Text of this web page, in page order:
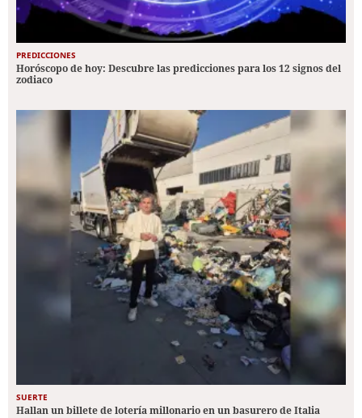
PREDICCIONES
Horóscopo de hoy: Descubre las predicciones para los 12 signos del
zodiaco
SUERTE
Hallan un billete de lotería millonario en un basurero de Italia